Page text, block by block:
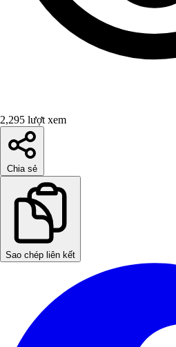
2,295 lượt xem
Chia sẻ
Sao chép liên kết